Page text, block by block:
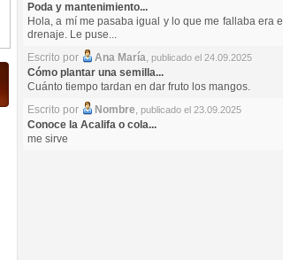
Poda y mantenimiento...
Hola, a mí me pasaba igual y lo que me fallaba era el
drenaje. Le puse...
Escrito por
Ana María, publicado el 24.09.2025
Cómo plantar una semilla...
Cuánto tiempo tardan en dar fruto los mangos.
Escrito por
Nombre, publicado el 23.09.2025
Conoce la Acalifa o cola...
me sirve